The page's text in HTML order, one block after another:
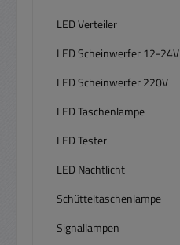
LED Verteiler
LED Scheinwerfer 12-24V
LED Scheinwerfer 220V
LED Taschenlampe
LED Tester
LED Nachtlicht
Schütteltaschenlampe
Signallampen